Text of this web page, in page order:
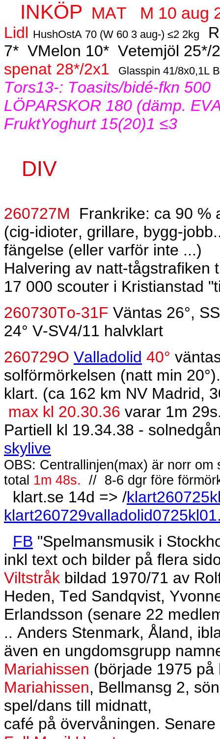
INKÖP MAT M 10 aug
Lidl HushOstA 70 (W 60 3 aug-) ≤2 2kg
7* VMelon 10* Vetemjöl 25*/
spenat 28*/2x1
Glasspin 41/8x0,1L
Tors13-: Toasits/bidé-fkn 500
LÖPARSKOR 180 (dämp.
FruktYoghurt 15(20)1 ≤3
DIV
260727M
Frankrike: ca 90 %
(cig-idioter, grillare, bygg-
fängelse (eller varför inte ...)
Halvering av natt-tågstrafiken
17 000 scouter i Kristianstad
260730To-31F Väntas 26°,
24° V-SV4/11 halvklart
260729O Valladolid 40°
solförmörkelsen (natt min
klart. (ca 162 km NV Madrid,
max kl 20.30.36 varar 1m
Partiell kl 19.34.38 -
skylive
OBS: Centrallinjen(max) är norr
total 1m 48s. // 8-6 dgr före
klart.se 14d => /
FB "Spelmansmusik i
inkl text och bilder på flera
Viltstråk bildad 1970/71 av
Heden, Ted Sandqvist,
Erlandsson (senare 22
.. Anders Stenmark, Åland,
även en ungdomsgrupp
Mariahissen (började 1975
Mariahissen, Bellmansg 2,
spel/dans till midnatt,
café på övervåningen.